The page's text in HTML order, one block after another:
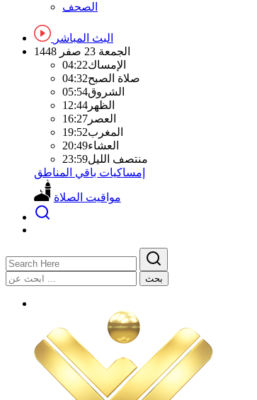
الصحف
البث المباشر
الجمعة 23 صفر 1448
الإمساك04:22
صلاة الصبح04:32
الشروق05:54
الظهر 12:44
العصر 16:27
المغرب19:52
العشاء20:49
منتصف الليل23:59
إمساكيات باقي المناطق
مواقيت الصلاة
بحث